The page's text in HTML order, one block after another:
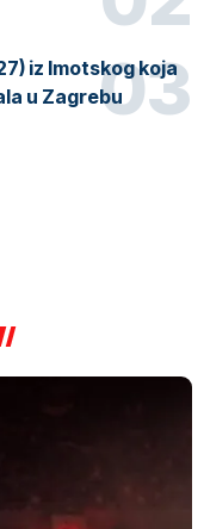
iz Imotskog koja
u Zagrebu